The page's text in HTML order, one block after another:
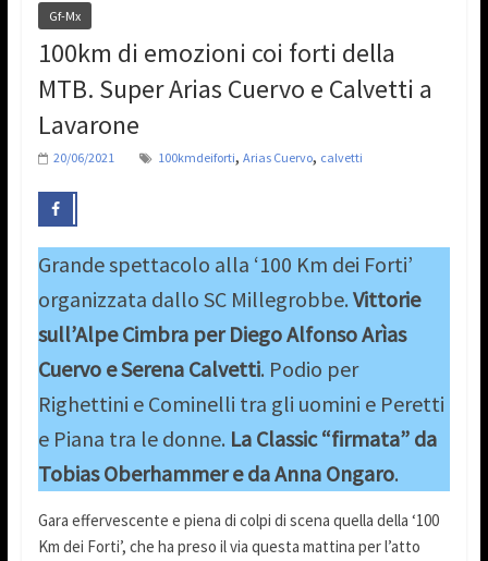
Gf-Mx
100km di emozioni coi forti della
MTB. Super Arias Cuervo e Calvetti a
Lavarone
20/06/2021 100kmdeiforti, Arias Cuervo, calvetti
Grande spettacolo alla ‘100 Km dei Forti’
organizzata dallo SC Millegrobbe. Vittorie
sull’Alpe Cimbra per Diego Alfonso Arìas
Cuervo e Serena Calvetti. Podio per
Righettini e Cominelli tra gli uomini e Peretti
e Piana tra le donne. La Classic “firmata” da
Tobias Oberhammer e da Anna Ongaro.
Gara effervescente e piena di colpi di scena quella della ‘100
Km dei Forti’, che ha preso il via questa mattina per l’atto